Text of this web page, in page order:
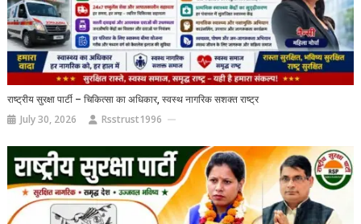
राष्ट्रीय सुरक्षा पार्टी – चिकित्सा का अधिकार, स्वस्थ नागरिक सशक्त राष्ट्र
July 30, 2026 Rsstrust1996